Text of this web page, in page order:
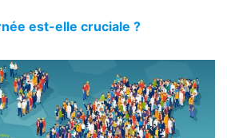
est-elle cruciale ?